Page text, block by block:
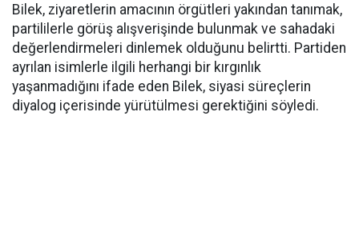
Bilek, ziyaretlerin amacının örgütleri yakından tanımak,
partililerle görüş alışverişinde bulunmak ve sahadaki
değerlendirmeleri dinlemek olduğunu belirtti. Partiden
ayrılan isimlerle ilgili herhangi bir kırgınlık
yaşanmadığını ifade eden Bilek, siyasi süreçlerin
diyalog içerisinde yürütülmesi gerektiğini söyledi.